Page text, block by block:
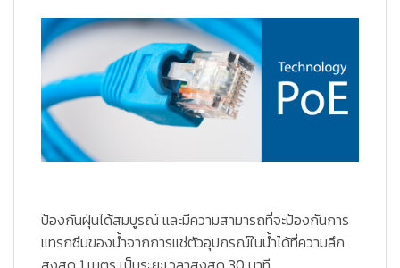
ป้องกันฝุ่นได้สมบูรณ์ และมีความสามารถที่จะป้องกันการ
แทรกซึมของน้ำจากการแช่ตัวอุปกรณ์ในน้ำได้ที่ความลึก